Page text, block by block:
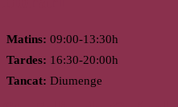
Matins: 09:00-13:30h
Tardes: 16:30-20:00h
Tancat: Diumenge